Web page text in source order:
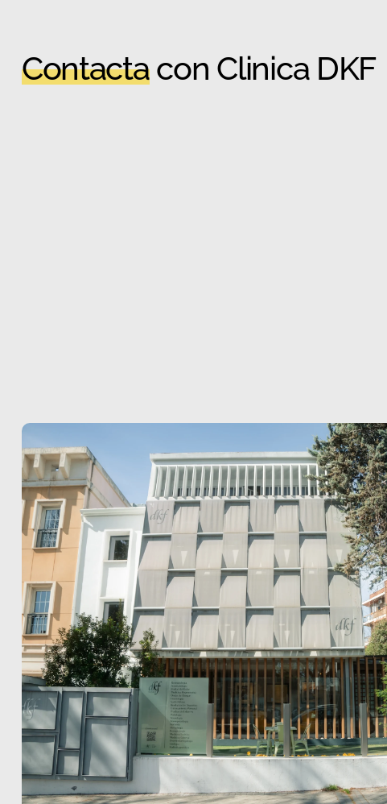
Contactacon Clinica DKF